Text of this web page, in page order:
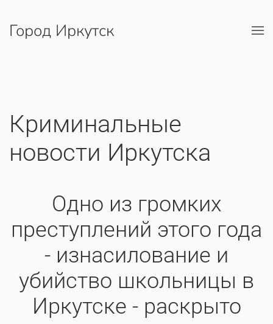
Перейти к содержимому
Город Иркутск
Криминальные
новости Иркутска
Одно из громких
преступлений этого года
- изнасилование и
убийство школьницы в
Иркутске - раскрыто